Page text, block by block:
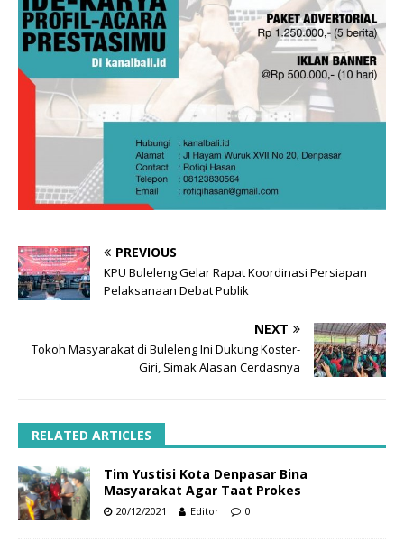
PREVIOUS
KPU Buleleng Gelar Rapat Koordinasi Persiapan
Pelaksanaan Debat Publik
NEXT
Tokoh Masyarakat di Buleleng Ini Dukung Koster-
Giri, Simak Alasan Cerdasnya
RELATED ARTICLES
Tim Yustisi Kota Denpasar Bina
Masyarakat Agar Taat Prokes
20/12/2021 Editor 0